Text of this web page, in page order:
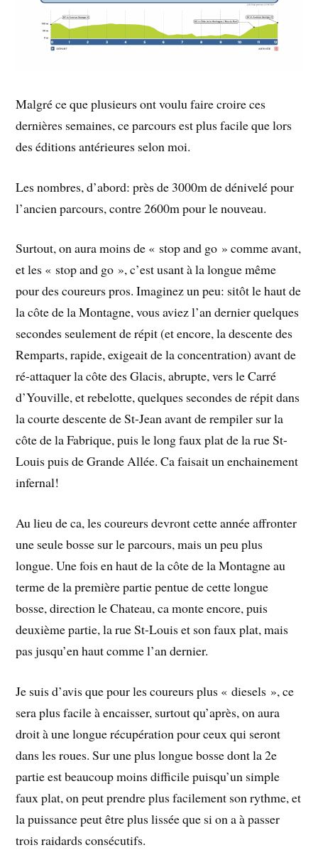
Malgré ce que plusieurs ont voulu faire croire ces
dernières semaines, ce parcours est plus facile que lors
des éditions antérieures selon moi.
Les nombres, d’abord: près de 3000m de dénivelé pour
l’ancien parcours, contre 2600m pour le nouveau.
Surtout, on aura moins de « stop and go » comme avant,
et les « stop and go », c’est usant à la longue même
pour des coureurs pros. Imaginez un peu: sitôt le haut de
la côte de la Montagne, vous aviez l’an dernier quelques
secondes seulement de répit (et encore, la descente des
Remparts, rapide, exigeait de la concentration) avant de
ré-attaquer la côte des Glacis, abrupte, vers le Carré
d’Youville, et rebelotte, quelques secondes de répit dans
la courte descente de St-Jean avant de rempiler sur la
côte de la Fabrique, puis le long faux plat de la rue St-
Louis puis de Grande Allée. Ca faisait un enchainement
infernal!
Au lieu de ca, les coureurs devront cette année affronter
une seule bosse sur le parcours, mais un peu plus
longue. Une fois en haut de la côte de la Montagne au
terme de la première partie pentue de cette longue
bosse, direction le Chateau, ca monte encore, puis
deuxième partie, la rue St-Louis et son faux plat, mais
pas jusqu’en haut comme l’an dernier.
Je suis d’avis que pour les coureurs plus « diesels », ce
sera plus facile à encaisser, surtout qu’après, on aura
droit à une longue récupération pour ceux qui seront
dans les roues. Sur une plus longue bosse dont la 2e
partie est beaucoup moins difficile puisqu’un simple
faux plat, on peut prendre plus facilement son rythme, et
la puissance peut être plus lissée que si on a à passer
trois raidards consécutifs.